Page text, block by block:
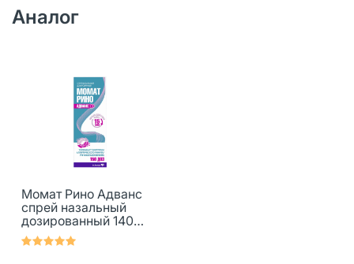
Аналог
Момат Рино Адванс
спрей назальный
дозированный 140
мкг+50 мкг/доза 150
доз 1 шт